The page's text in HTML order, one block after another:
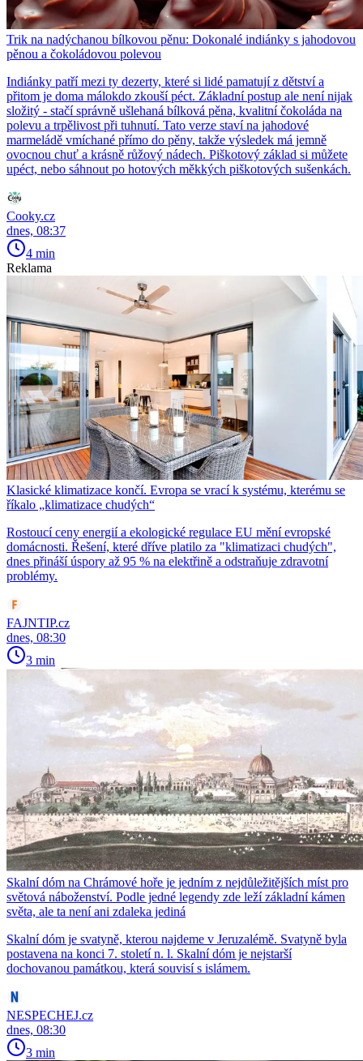
Trik na nadýchanou bílkovou pěnu: Dokonalé indiánky s jahodovou
pěnou a čokoládovou polevou
Indiánky patří mezi ty dezerty, které si lidé pamatují z dětství a
přitom je doma málokdo zkouší péct. Základní postup ale není nijak
složitý - stačí správně ušlehaná bílková pěna, kvalitní čokoláda na
polevu a trpělivost při tuhnutí. Tato verze staví na jahodové
marmeládě vmíchané přímo do pěny, takže výsledek má jemně
ovocnou chuť a krásně růžový nádech. Piškotový základ si můžete
upéct, nebo sáhnout po hotových měkkých piškotových sušenkách.
Cooky.cz
dnes, 08:37
4 min
Reklama
Klasické klimatizace končí. Evropa se vrací k systému, kterému se
říkalo „klimatizace chudých“
Rostoucí ceny energií a ekologické regulace EU mění evropské
domácnosti. Řešení, které dříve platilo za "klimatizaci chudých",
dnes přináší úspory až 95 % na elektřině a odstraňuje zdravotní
problémy.
FAJNTIP.cz
dnes, 08:30
3 min
Skalní dóm na Chrámové hoře je jedním z nejdůležitějších míst pro
světová náboženství. Podle jedné legendy zde leží základní kámen
světa, ale ta není ani zdaleka jediná
Skalní dóm je svatyně, kterou najdeme v Jeruzalémě. Svatyně byla
postavena na konci 7. století n. l. Skalní dóm je nejstarší
dochovanou památkou, která souvisí s islámem.
NESPECHEJ.cz
dnes, 08:30
3 min